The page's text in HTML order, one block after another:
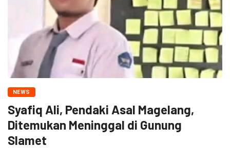
NEWS
Syafiq Ali, Pendaki Asal Magelang,
Ditemukan Meninggal di Gunung
Slamet